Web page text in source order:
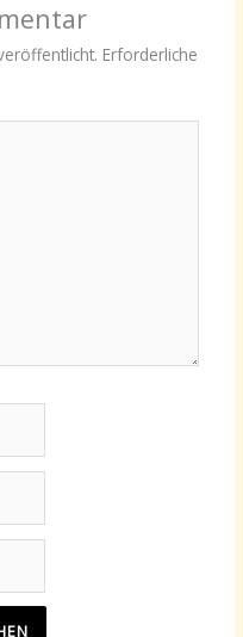
Erforderliche